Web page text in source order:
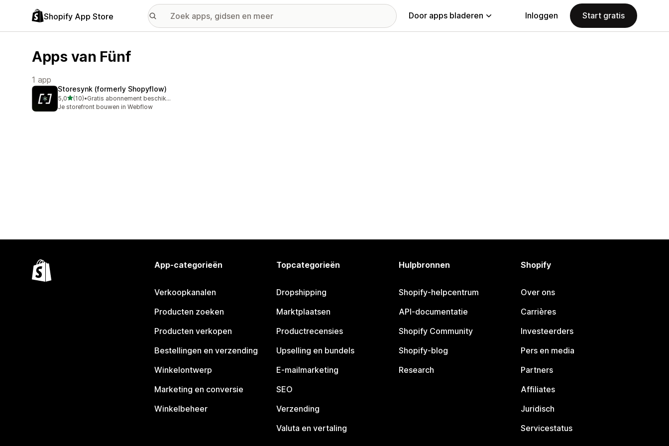
Shopify App Store Door apps bladeren Inloggen Start gratis
Apps van Fünf
1 app
Storesynk (formerly Shopyflow)
5,0van 5 sterren
(10)
10 recensies in totaal
•
Gratis abonnement beschikbaar
Je storefront bouwen in Webflow
App-categorieën
Verkoopkanalen
Producten zoeken
Producten verkopen
Bestellingen en verzending
Winkelontwerp
Marketing en conversie
Winkelbeheer
Topcategorieën
Dropshipping
Marktplaatsen
Productrecensies
Upselling en bundels
E-mailmarketing
SEO
Verzending
Valuta en vertaling
Hulpbronnen
Shopify-helpcentrum
API-documentatie
Shopify Community
Shopify-blog
Research
Shopify
Over ons
Carrières
Investeerders
Pers en media
Partners
Affiliates
Juridisch
Servicestatus